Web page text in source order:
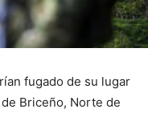
fugado de su lugar
Briceño, Norte de